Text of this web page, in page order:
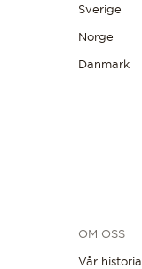
Sverige
Norge
Danmark
OM OSS
Vår historia